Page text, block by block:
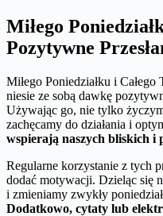
Miłego
Pozytywne
Miłego Poniedziałku i
niesie ze sobą dawkę
Używając go, nie tylko
zachęcamy do działania i
wspierają naszych bliskich i
Regularne korzystanie z tych
dodać motywacji. Dzieląc się
i zmieniamy zwykły
Dodatkowo, cytaty lub